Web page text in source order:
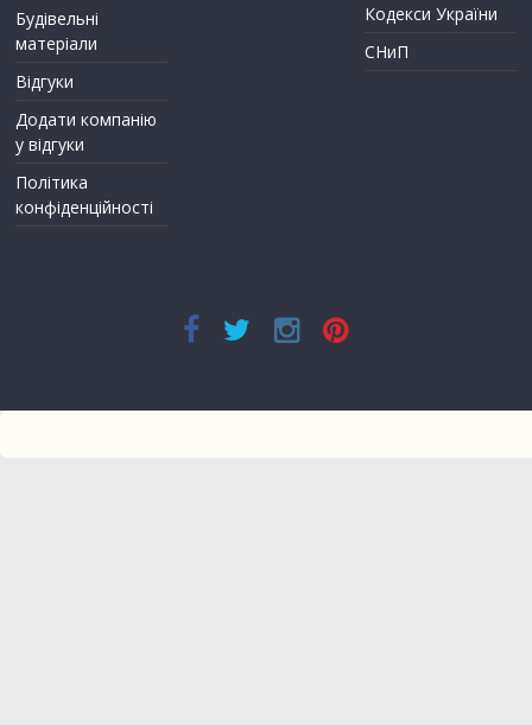
Будівельні
матеріали
Відгуки
Додати компанію
у відгуки
Політика
конфіденційності
Кодекси України
СНиП